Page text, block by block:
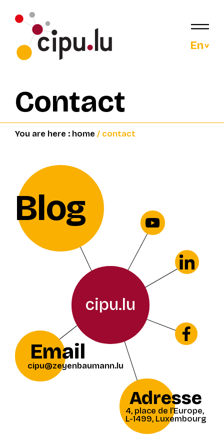
En
Contact
You are here : home / contact
Blog
cipu.lu
Email
cipu@zeyenbaumann.lu
Adresse
4, place de l’Europe,
L-1499, Luxembourg